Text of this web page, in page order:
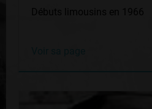
Débuts limousins en 1966